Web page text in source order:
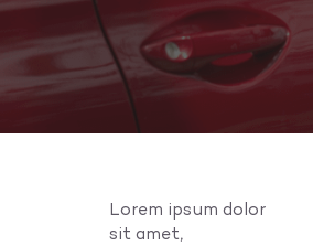
Lorem ipsum dolor
sit amet,